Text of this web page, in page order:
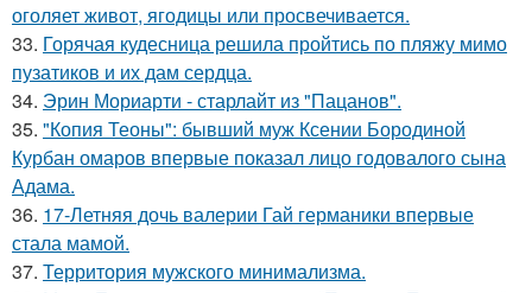
оголяет живот, ягодицы или просвечивается.
33. Горячая кудесница решила пройтись по пляжу мимо
пузатиков и их дам сердца.
34. Эрин Мориарти - старлайт из "Пацанов".
35. "Копия Теоны": бывший муж Ксении Бородиной
Курбан омаров впервые показал лицо годовалого сына
Адама.
36. 17-Летняя дочь валерии Гай германики впервые
стала мамой.
37. Территория мужского минимализма.